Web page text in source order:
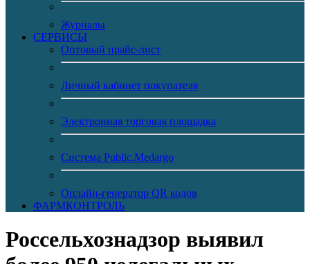
Журналы
CЕРВИСЫ
Оптовый прайс-лист
Личный кабинет покупателя
Электронная торговая площадка
Система Public.Medargo
Онлайн-генератор QR кодов
ФАРМКОНТРОЛЬ
Россельхознадзор выявил